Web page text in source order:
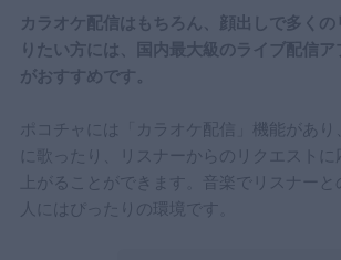
カラオケ配信はもちろん、顔出しで多く
りたい方には、国内最大級のライブ配信ア
がおすすめです。
ポコチャには「カラオケ配信」機能があ
に歌ったり、リスナーからのリクエストに
上がることができます。音楽でリスナー
人にはぴったりの環境です。